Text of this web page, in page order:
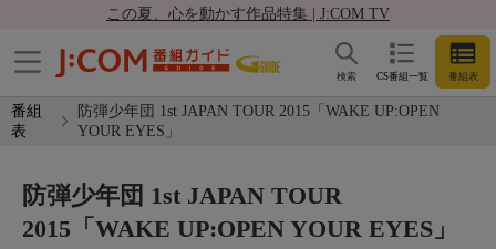
この夏、心を動かす作品特集 | J:COM TV
CS番組一覧 番組表
検索
番組
表
防弾少年団 1st JAPAN TOUR 2015「WAKE UP:OPEN
YOUR EYES」
防弾少年団 1st JAPAN TOUR
2015「WAKE UP:OPEN YOUR EYES」